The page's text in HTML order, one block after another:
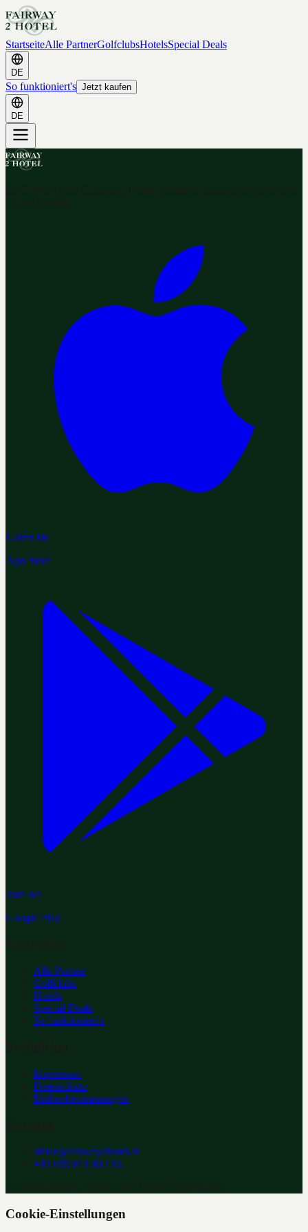
StartseiteAlle PartnerGolfclubsHotelsSpecial Deals
DE
So funktioniert's Jetzt kaufen
DE
Laden im
App Store
Jetzt bei
Google Play
Alle Partner
Golfclubs
Hotels
Special Deals
So funktioniert's
Impressum
Datenschutz
Einlösebestimmungen
office@fairway2hotel.at
+43 699 811 802 16
Cookie-Einstellungen